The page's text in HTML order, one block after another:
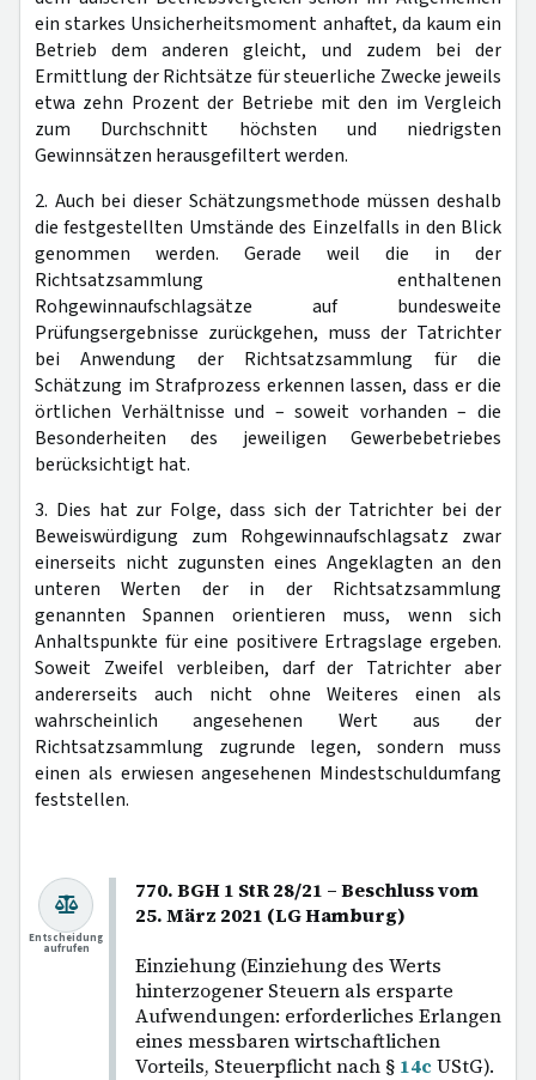
ein starkes Unsicherheitsmoment anhaftet, da kaum ein
Betrieb dem anderen gleicht, und zudem bei der
Ermittlung der Richtsätze für steuerliche Zwecke jeweils
etwa zehn Prozent der Betriebe mit den im Vergleich
zum Durchschnitt höchsten und niedrigsten
Gewinnsätzen herausgefiltert werden.
2. Auch bei dieser Schätzungsmethode müssen deshalb
die festgestellten Umstände des Einzelfalls in den Blick
genommen werden. Gerade weil die in der
Richtsatzsammlung enthaltenen
Rohgewinnaufschlagsätze auf bundesweite
Prüfungsergebnisse zurückgehen, muss der Tatrichter
bei Anwendung der Richtsatzsammlung für die
Schätzung im Strafprozess erkennen lassen, dass er die
örtlichen Verhältnisse und – soweit vorhanden – die
Besonderheiten des jeweiligen Gewerbebetriebes
berücksichtigt hat.
3. Dies hat zur Folge, dass sich der Tatrichter bei der
Beweiswürdigung zum Rohgewinnaufschlagsatz zwar
einerseits nicht zugunsten eines Angeklagten an den
unteren Werten der in der Richtsatzsammlung
genannten Spannen orientieren muss, wenn sich
Anhaltspunkte für eine positivere Ertragslage ergeben.
Soweit Zweifel verbleiben, darf der Tatrichter aber
andererseits auch nicht ohne Weiteres einen als
wahrscheinlich angesehenen Wert aus der
Richtsatzsammlung zugrunde legen, sondern muss
einen als erwiesen angesehenen Mindestschuldumfang
feststellen.
770. BGH 1 StR 28/21 – Beschluss vom
25. März 2021 (LG Hamburg)
Einziehung (Einziehung des Werts
hinterzogener Steuern als ersparte
Aufwendungen: erforderliches Erlangen
eines messbaren wirtschaftlichen
Vorteils, Steuerpflicht nach § 14cUStG).
Entscheidung
aufrufen